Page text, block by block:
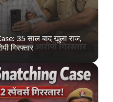
35 साल बाद खुला राज,
गिरफ्तार